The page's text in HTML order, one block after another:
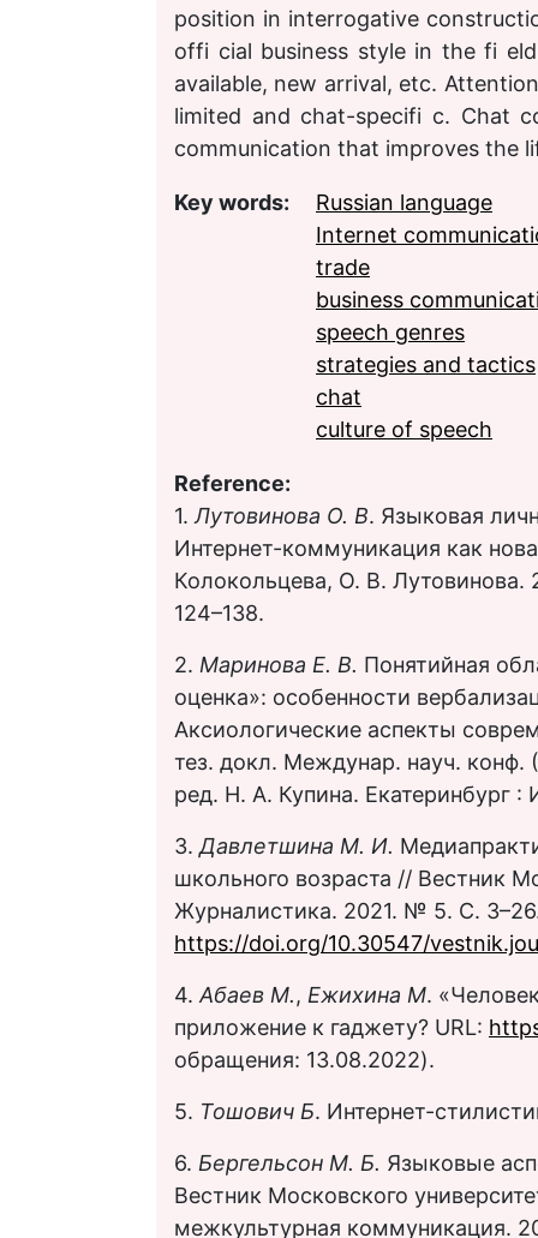
position in interrogative
offi cial business style in the fi
available, new arrival, etc.
limited and chat-specifi c. Chat
communication that improves the
Key words:
Russian language
Internet
trade
business
speech genres
strategies and tactics
chat
culture of speech
Reference:
1. Лутовинова О. В. Языковая
Интернет-коммуникация как
Колокольцева, О. В. Лутовинова.
124–138.
2. Маринова Е. В. Понятийная
оценка»: особенности
Аксиологические аспекты
тез. докл. Междунар. науч. конф.
ред. Н. А. Купина. Екатеринбург
3. Давлетшина М. И.
школьного возраста // Вестник
Журналистика. 2021. № 5. С.
https://doi.org/10.30547/
4. Абаев М., Ежихина М.
приложение к гаджету? URL:
обращения: 13.08.2022).
5. Тошович Б. Интернет-
6. Бергельсон М. Б. Языковые
Вестник Московского
межкультурная коммуникация.